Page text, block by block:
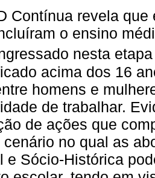
Contínua revela
o ensino
nesta
acima dos 16
homens e
de trabalhar.
de ações que
cenário no qual as
e Sócio-Histórica